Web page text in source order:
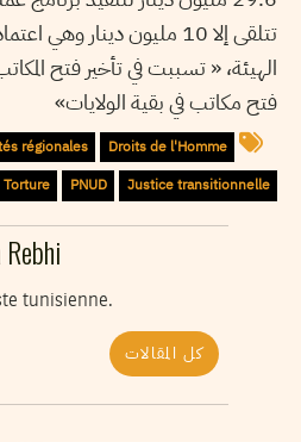
تتلقى إلا 10 مليون دينار
الهيئة، « تسببت في تأخير فتح
فتح مكاتب في بقية الولايات»
Droits de l'Homme
régionales
Justice transitionnelle
PNUD
Torture
tunisienne.
كل المقالات